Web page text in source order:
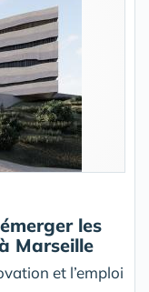
les
Marseille
et l’emploi